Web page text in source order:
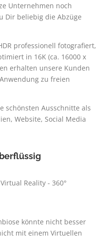
Unternehmen noch
Dir beliebig die Abzüge
professionell fotografiert,
in 16K (ca. 16000 x
erhalten unsere Kunden
zu freien
schönsten Ausschnitte als
Website, Social Media
könnte nicht besser
mit einem Virtuellen